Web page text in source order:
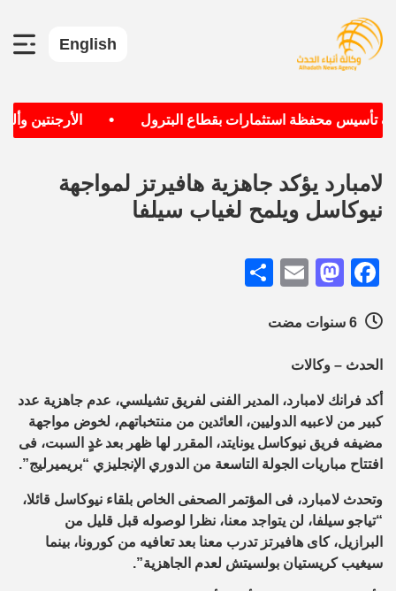
English
تأسيس محفظة استثمارات بقطاع البترول الأرجنتين
لامبارد يؤكد جاهزية هافيرتز لمواجهة
نيوكاسل ويلمح لغياب سيلفا
Facebook
Mastodon
Email
الحدث – وكالات
أكد فرانك لامبارد، المدير الفنى لفريق تشيلسي، عدم جاهزية عدد
كبير من لاعبيه الدوليين، العائدين من منتخباتهم، لخوض مواجهة
مضيفه فريق نيوكاسل يونايتد، المقرر لها ظهر بعد غدٍ السبت، فى
افتتاح مباريات الجولة التاسعة من الدوري الإنجليزي “بريميرليج”.
وتحدث لامبارد، فى المؤتمر الصحفى الخاص بلقاء نيوكاسل قائلا،
“تياجو سيلفا، لن يتواجد معنا، نظرا لوصوله قبل قليل من
البرازيل، كاى هافيرتز تدرب معنا بعد تعافيه من كورونا، بينما
سيغيب كريستيان بولسيتش لعدم الجاهزية”.